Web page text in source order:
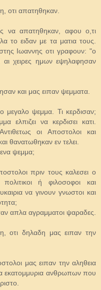
οτι απατηθηκαν.
να απατηθηκαν, αφου ο,τι
το ειδαν με τα ματια τους.
Ιωαννης οτι γραφουν: "ο
χειρες ημων εψηλαφησαν
και μας ειπαν ψεμματα.
μεγαλο ψεμμα. Τι κερδισαν;
ελπιζει να κερδισει κατι.
οι Αποστολοι και
θανατωθηκαν εν τελει.
ψεμμα;
πριν τους καλεσει ο
ή φιλοσοφοι και
να γινουν γνωστοι και
απλα αγραμματοι ψαραδες.
οτι δηλαδη μας ειπαν την
μας ειπαν την αληθεια
εκατομμυρια ανθρωπων που